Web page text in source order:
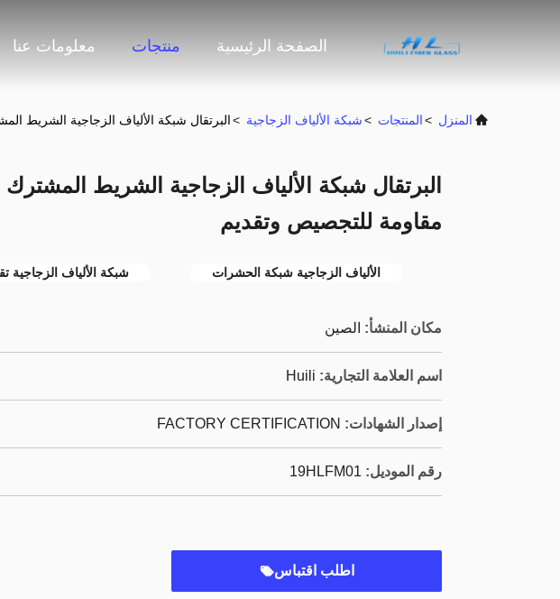
الصفحة الرئيسية منتجات معلومات عنا
المنزل >المنتجات >شبكة الألياف الزجاجية >البرتقال شبكة الألياف الزجاجية الشريط
البرتقال شبكة الألياف الزجاجية الشريط المشترك
مقاومة للتجصيص وتقديم
الألياف الزجاجية شبكة الحشرات شبكة الألياف الزجاجية
مكان المنشأ: الصين
اسم العلامة التجارية: Huili
إصدار الشهادات: FACTORY CERTIFICATION
رقم الموديل: 19HLFM01
اطلب اقتباس